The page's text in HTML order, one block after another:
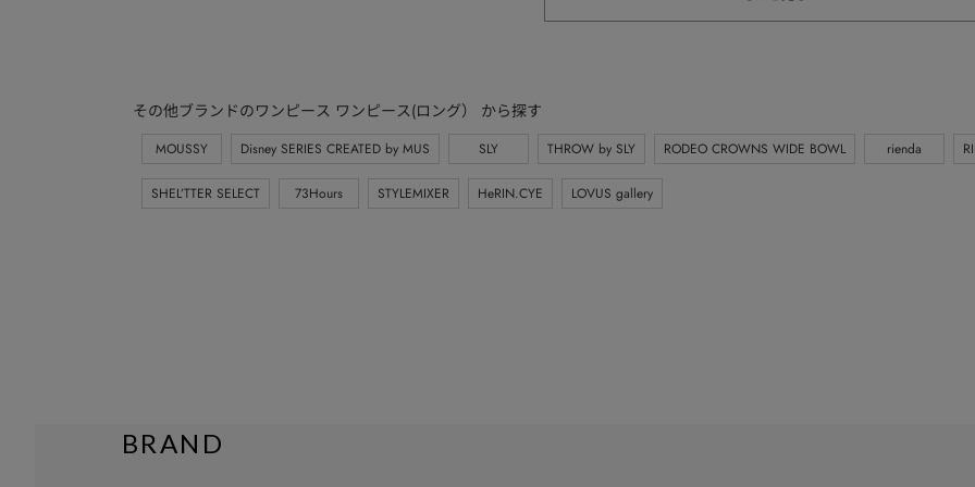
その他ブランドのワンピース ワンピース(ロング） から探す
MOUSSY Disney SERIES CREATED by MUS SLY THROW by SLY RODEO CROWNS WIDE BOWL rienda
SHEL’TTER SELECT 73Hours STYLEMIXER HeRIN.CYE LOVUS gallery
BRAND